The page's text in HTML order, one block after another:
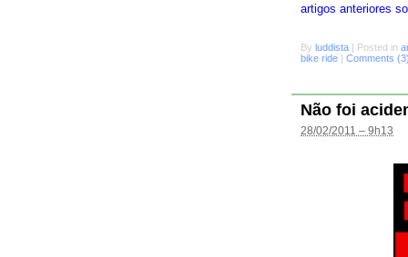
artigos anteriores
By luddista | Posted in
bike ride | Comments
Não foi
28/02/2011 – 9h13